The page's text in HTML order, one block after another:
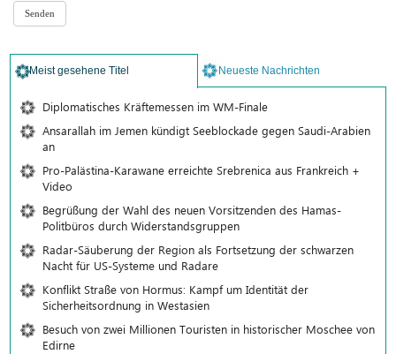
Meist gesehene Titel Neueste Nachrichten
Diplomatisches Kräftemessen im WM-Finale
Ansarallah im Jemen kündigt Seeblockade gegen Saudi-Arabien
an
Pro-Palästina-Karawane erreichte Srebrenica aus Frankreich +
Video
Begrüßung der Wahl des neuen Vorsitzenden des Hamas-
Politbüros durch Widerstandsgruppen
Radar-Säuberung der Region als Fortsetzung der schwarzen
Nacht für US-Systeme und Radare
Konflikt Straße von Hormus: Kampf um Identität der
Sicherheitsordnung in Westasien
Besuch von zwei Millionen Touristen in historischer Moschee von
Edirne